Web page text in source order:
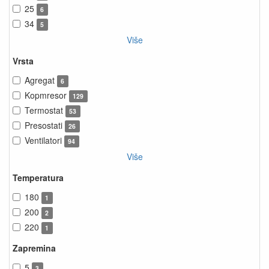
25 6
34 5
Više
Vrsta
Agregat
6
Kopmresor 129
Termostat 53
Presostati 26
Ventilatori 94
Više
Temperatura
180
1
200 2
220 1
Zapremina